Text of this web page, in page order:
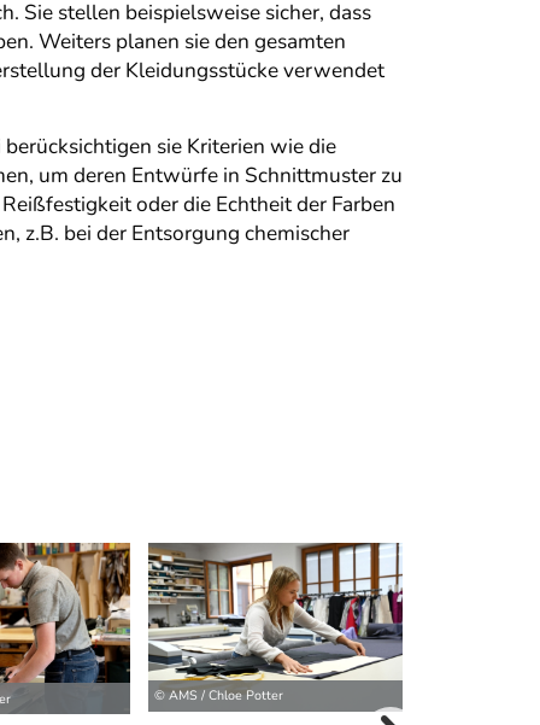
Sie stellen beispielsweise sicher, dass
Weiters planen sie den gesamten
der Kleidungsstücke verwendet
sie Kriterien wie die
um deren Entwürfe in Schnittmuster zu
oder die Echtheit der Farben
z.B. bei der Entsorgung chemischer
© AMS / Chloe Potter